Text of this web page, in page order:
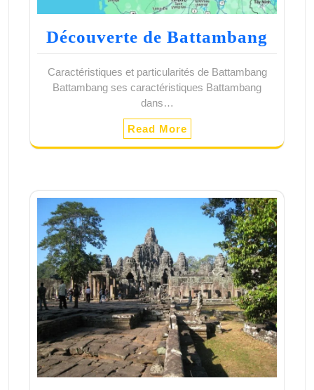
Découverte de Battambang
Caractéristiques et particularités de Battambang
Battambang ses caractéristiques Battambang
dans…
Read More